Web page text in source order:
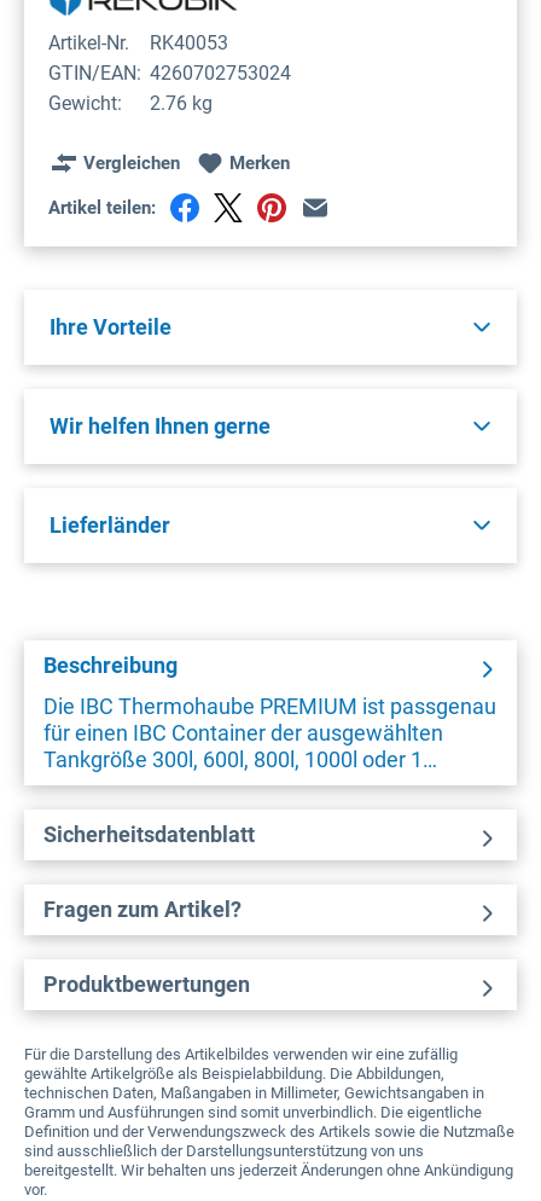
Artikel-Nr.
RK40053
GTIN/EAN: 4260702753024
Gewicht:
2.76 kg
Vergleichen Merken
Artikel teilen:
Ihre Vorteile
Wir helfen Ihnen gerne
Lieferländer
Beschreibung
Die IBC Thermohaube PREMIUM ist passgenau
für einen IBC Container der ausgewählten
Tankgröße 300l, 600l, 800l, 1000l oder 1…
Sicherheitsdatenblatt
Fragen zum Artikel?
Produktbewertungen
Für die Darstellung des Artikelbildes verwenden wir eine zufällig
gewählte Artikelgröße als Beispielabbildung. Die Abbildungen,
technischen Daten, Maßangaben in Millimeter, Gewichtsangaben in
Gramm und Ausführungen sind somit unverbindlich. Die eigentliche
Definition und der Verwendungszweck des Artikels sowie die Nutzmaße
sind ausschließlich der Darstellungsunterstützung von uns
bereitgestellt. Wir behalten uns jederzeit Änderungen ohne Ankündigung
vor.